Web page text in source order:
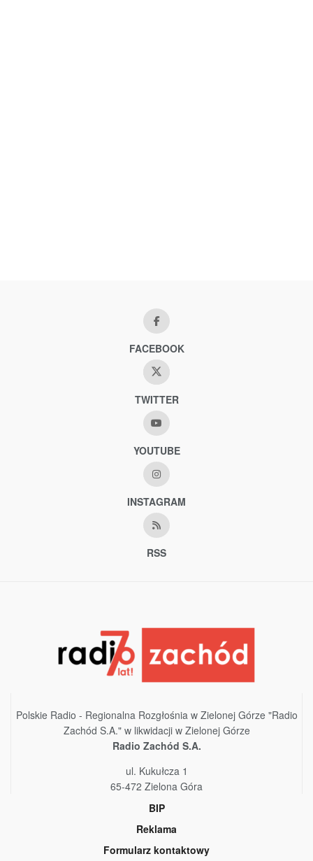
FACEBOOK
TWITTER
YOUTUBE
INSTAGRAM
RSS
Polskie Radio - Regionalna Rozgłośnia w Zielonej Górze "Radio
Zachód S.A." w likwidacji w Zielonej Górze
Radio Zachód S.A.
ul. Kukułcza 1
65-472 Zielona Góra
BIP
Reklama
Formularz kontaktowy